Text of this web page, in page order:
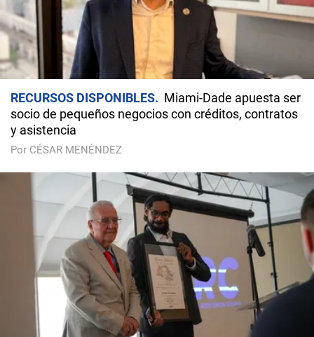
RECURSOS DISPONIBLES
Miami-Dade apuesta ser
socio de pequeños negocios con créditos, contratos
y asistencia
Por CÉSAR MENÉNDEZ